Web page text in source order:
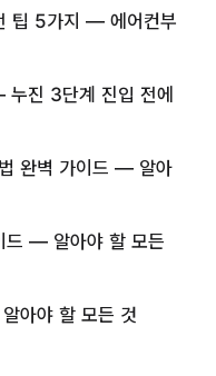
팁 5가지 — 에어컨부
진 3단계 진입 전에
완벽 가이드 — 알아
드 — 알아야 할 모든
아야 할 모든 것